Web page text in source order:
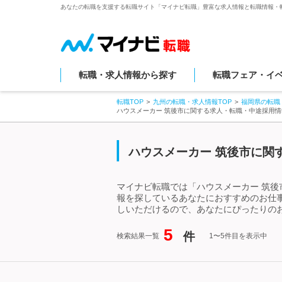
あなたの転職を支援する転職サイト「マイナビ転職」豊富な求人情報と転職情報
転職・求人情報から探す 転職フェア・イ
転職TOP 九州の転職・求人情報TOP 福岡県の転
ハウスメーカー 筑後市に関する求人・転職・中途採用情
ハウスメーカー 筑後市に関
マイナビ転職では「ハウスメーカー 筑
報を探しているあなたにおすすめのお仕
しいただけるので、あなたにぴったりの
検索結果一覧 5 件 1〜5件目を表示中